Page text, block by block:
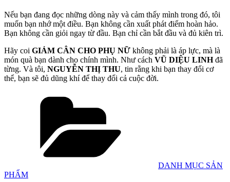
Nếu bạn đang đọc những dòng này và cảm thấy mình trong đó, tôi
muốn bạn nhớ một điều. Bạn không cần xuất phát điểm hoàn hảo.
Bạn không cần giỏi ngay từ đầu. Bạn chỉ cần bắt đầu và đủ kiên trì.
Hãy coi GIẢM CÂN CHO PHỤ NỮ không phải là áp lực, mà là
món quà bạn dành cho chính mình. Như cách VŨ DIỆU LINHđã
từng. Và tôi, NGUYỄN THỊ THU, tin rằng khi bạn thay đổi cơ
thể, bạn sẽ đủ dũng khí để thay đổi cả cuộc đời.
DANH MỤC SẢN
PHẨM